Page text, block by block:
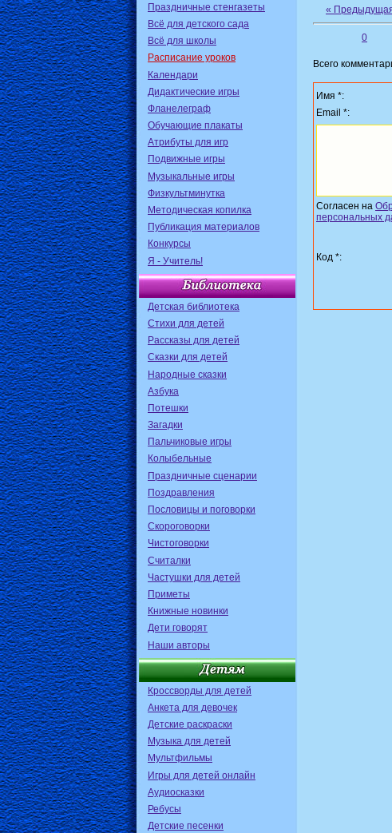
Праздничные стенгазеты
Всё для детского сада
Всё для школы
Расписание уроков
Календари
Дидактические игры
Фланелеграф
Обучающие плакаты
Атрибуты для игр
Подвижные игры
Музыкальные игры
Физкультминутка
Методическая копилка
Публикация материалов
Конкурсы
Я - Учитель!
Детская библиотека
Стихи для детей
Рассказы для детей
Сказки для детей
Народные сказки
Азбука
Потешки
Загадки
Пальчиковые игры
Колыбельные
Праздничные сценарии
Поздравления
Пословицы и поговорки
Скороговорки
Чистоговорки
Считалки
Частушки для детей
Приметы
Книжные новинки
Дети говорят
Наши авторы
Кроссворды для детей
Анкета для девочек
Детские раскраски
Музыка для детей
Мультфильмы
Игры для детей онлайн
Аудиосказки
Ребусы
Детские песенки
«
0
Всего
Имя *:
Email *:
Согласен на
персональных
Код *: